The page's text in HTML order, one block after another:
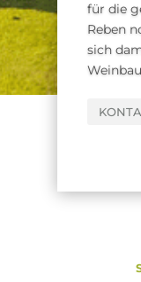
für die
Reben
sich